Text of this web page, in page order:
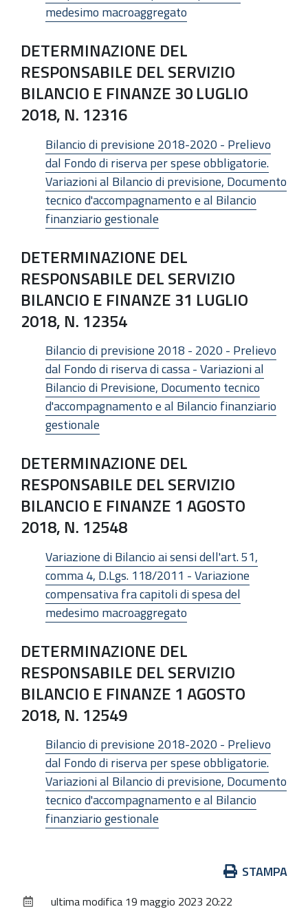
medesimo macroaggregato
DETERMINAZIONE DEL
RESPONSABILE DEL SERVIZIO
BILANCIO E FINANZE 30 LUGLIO
2018, N. 12316
Bilancio di previsione 2018-2020 - Prelievo
dal Fondo di riserva per spese obbligatorie.
Variazioni al Bilancio di previsione, Documento
tecnico d'accompagnamento e al Bilancio
finanziario gestionale
DETERMINAZIONE DEL
RESPONSABILE DEL SERVIZIO
BILANCIO E FINANZE 31 LUGLIO
2018, N. 12354
Bilancio di previsione 2018 - 2020 - Prelievo
dal Fondo di riserva di cassa - Variazioni al
Bilancio di Previsione, Documento tecnico
d'accompagnamento e al Bilancio finanziario
gestionale
DETERMINAZIONE DEL
RESPONSABILE DEL SERVIZIO
BILANCIO E FINANZE 1 AGOSTO
2018, N. 12548
Variazione di Bilancio ai sensi dell'art. 51,
comma 4, D.Lgs. 118/2011 - Variazione
compensativa fra capitoli di spesa del
medesimo macroaggregato
DETERMINAZIONE DEL
RESPONSABILE DEL SERVIZIO
BILANCIO E FINANZE 1 AGOSTO
2018, N. 12549
Bilancio di previsione 2018-2020 - Prelievo
dal Fondo di riserva per spese obbligatorie.
Variazioni al Bilancio di previsione, Documento
tecnico d'accompagnamento e al Bilancio
finanziario gestionale
documento
STAMPA
ultima modifica 19 maggio 2023 20:22